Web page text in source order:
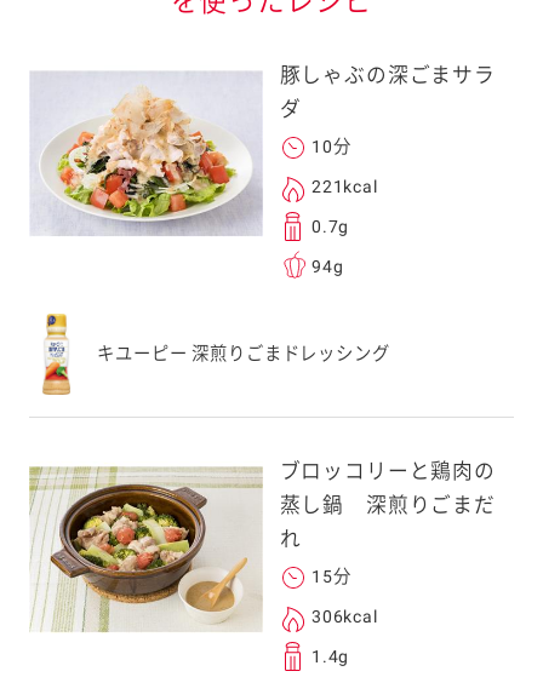
豚しゃぶの深ごまサラ
ダ
10分
221kcal
0.7g
94g
キユーピー 深煎りごまドレッシング
ブロッコリーと鶏肉の
蒸し鍋 深煎りごまだ
れ
15分
306kcal
1.4g